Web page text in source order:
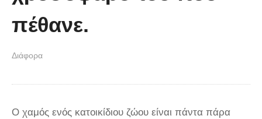
πέθανε.
Διάφορα
Ο χαμός ενός κατοικίδιου ζώου είναι πάντα πάρα